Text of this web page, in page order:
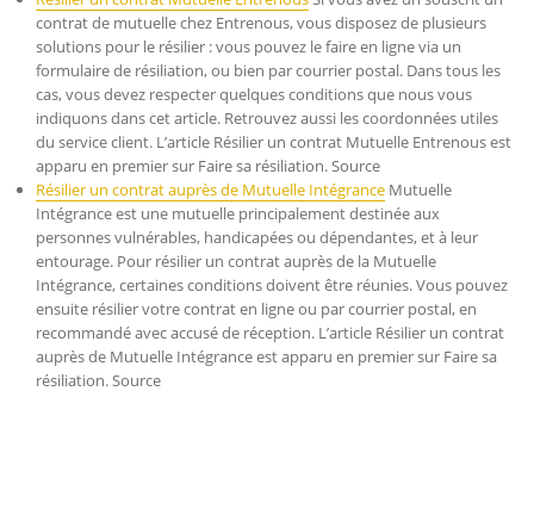
contrat de mutuelle chez Entrenous, vous disposez de plusieurs
solutions pour le résilier : vous pouvez le faire en ligne via un
formulaire de résiliation, ou bien par courrier postal. Dans tous les
cas, vous devez respecter quelques conditions que nous vous
indiquons dans cet article. Retrouvez aussi les coordonnées utiles
du service client. L’article Résilier un contrat Mutuelle Entrenous est
apparu en premier sur Faire sa résiliation. Source
Résilier un contrat auprès de Mutuelle Intégrance Mutuelle
Intégrance est une mutuelle principalement destinée aux
personnes vulnérables, handicapées ou dépendantes, et à leur
entourage. Pour résilier un contrat auprès de la Mutuelle
Intégrance, certaines conditions doivent être réunies. Vous pouvez
ensuite résilier votre contrat en ligne ou par courrier postal, en
recommandé avec accusé de réception. L’article Résilier un contrat
auprès de Mutuelle Intégrance est apparu en premier sur Faire sa
résiliation. Source